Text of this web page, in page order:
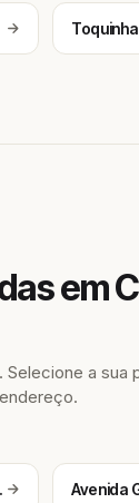
Toquinha
em
Selecione a sua
Avenida